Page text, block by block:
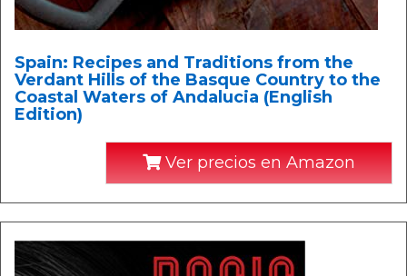
Spain: Recipes and Traditions from the
Verdant Hills of the Basque Country to the
Coastal Waters of Andalucia (English
Edition)
Ver precios en Amazon